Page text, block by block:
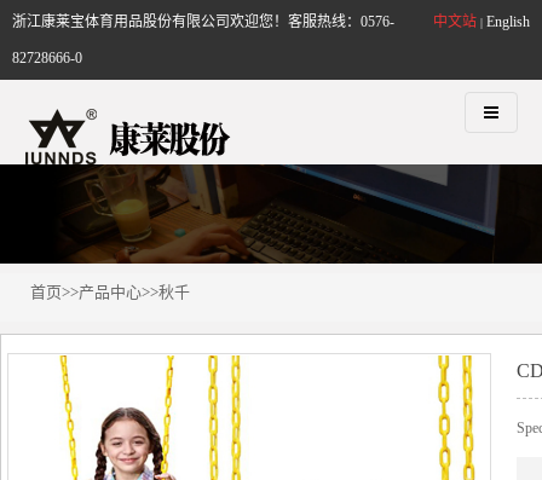
中文站 | English
浙江康莱宝体育用品股份有限公司欢迎您！客服热线：0576-
82728666-0
首页>>产品中心>>秋千